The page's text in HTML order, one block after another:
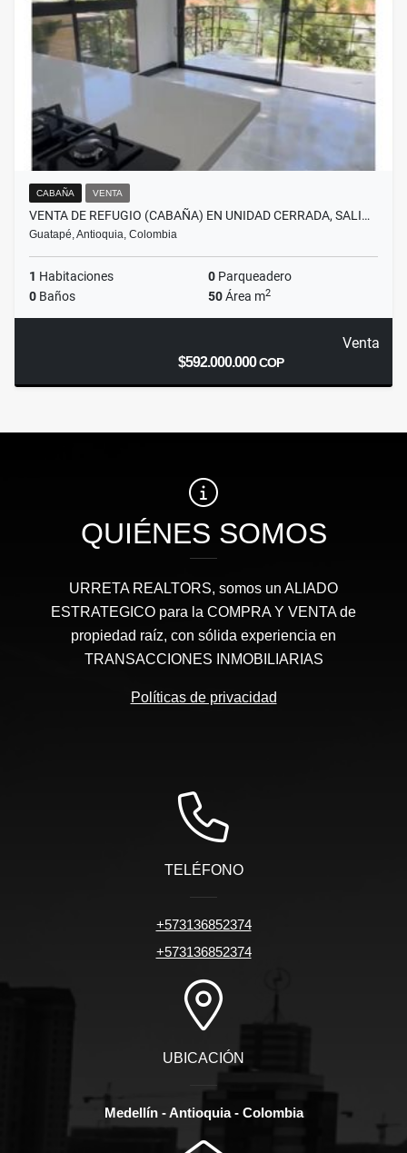
CABAÑA VENTA
VENTA DE REFUGIO (CABAÑA) EN UNIDAD CERRADA, SALI…
Guatapé, Antioquia, Colombia
1 Habitaciones 0 Parqueadero
0 Baños 50Área m2
Venta
$592.000.000COP
QUIÉNES SOMOS
URRETA REALTORS, somos un ALIADO
ESTRATEGICO para la COMPRA Y VENTA de
propiedad raíz, con sólida experiencia en
TRANSACCIONES INMOBILIARIAS
Políticas de privacidad
TELÉFONO
+573136852374
+573136852374
UBICACIÓN
Medellín - Antioquia - Colombia